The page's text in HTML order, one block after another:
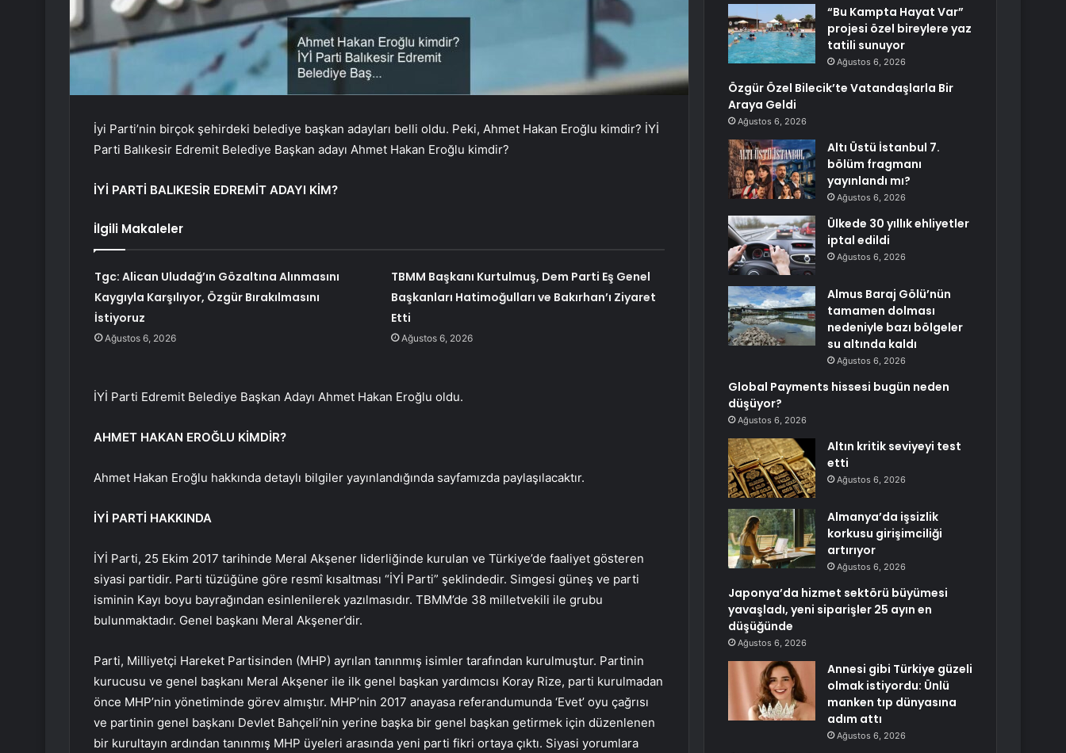
İyi Parti’nin birçok şehirdeki belediye başkan adayları belli oldu. Peki, Ahmet Hakan Eroğlu kimdir? İYİ
Parti Balıkesir Edremit Belediye Başkan adayı Ahmet Hakan Eroğlu kimdir?
İYİ PARTİ BALIKESİR EDREMİT ADAYI KİM?
İlgili Makaleler
Tgc: Alican Uludağ’ın Gözaltına Alınmasını
Kaygıyla Karşılıyor, Özgür Bırakılmasını
İstiyoruz
Ağustos 6, 2026
TBMM Başkanı Kurtulmuş, Dem Parti Eş Genel
Başkanları Hatimoğulları ve Bakırhan’ı Ziyaret
Etti
Ağustos 6, 2026
İYİ Parti Edremit Belediye Başkan Adayı Ahmet Hakan Eroğlu oldu.
AHMET HAKAN EROĞLU KİMDİR?
Ahmet Hakan Eroğlu hakkında detaylı bilgiler yayınlandığında sayfamızda paylaşılacaktır.
İYİ PARTİ HAKKINDA
İYİ Parti, 25 Ekim 2017 tarihinde Meral Akşener liderliğinde kurulan ve Türkiye’de faaliyet gösteren
siyasi partidir. Parti tüzüğüne göre resmî kısaltması “İYİ Parti” şeklindedir. Simgesi güneş ve parti
isminin Kayı boyu bayrağından esinlenilerek yazılmasıdır. TBMM’de 38 milletvekili ile grubu
bulunmaktadır. Genel başkanı Meral Akşener’dir.
Parti, Milliyetçi Hareket Partisinden (MHP) ayrılan tanınmış isimler tarafından kurulmuştur. Partinin
kurucusu ve genel başkanı Meral Akşener ile ilk genel başkan yardımcısı Koray Rize, parti kurulmadan
önce MHP’nin yönetiminde görev almıştır. MHP’nin 2017 anayasa referandumunda ‘Evet’ oyu çağrısı
ve partinin genel başkanı Devlet Bahçeli’nin yerine başka bir genel başkan getirmek için düzenlenen
bir kurultayın ardından tanınmış MHP üyeleri arasında yeni parti fikri ortaya çıktı. Siyasi yorumlara
“Bu Kampta Hayat Var”
projesi özel bireylere yaz
tatili sunuyor
Ağustos 6, 2026
Özgür Özel Bilecik’te Vatandaşlarla Bir
Araya Geldi
Ağustos 6, 2026
Altı Üstü İstanbul 7.
bölüm fragmanı
yayınlandı mı?
Ağustos 6, 2026
Ülkede 30 yıllık ehliyetler
iptal edildi
Ağustos 6, 2026
Almus Baraj Gölü’nün
tamamen dolması
nedeniyle bazı bölgeler
su altında kaldı
Ağustos 6, 2026
Global Payments hissesi bugün neden
düşüyor?
Ağustos 6, 2026
Altın kritik seviyeyi test
etti
Ağustos 6, 2026
Almanya’da işsizlik
korkusu girişimciliği
artırıyor
Ağustos 6, 2026
Japonya’da hizmet sektörü büyümesi
yavaşladı, yeni siparişler 25 ayın en
düşüğünde
Ağustos 6, 2026
Annesi gibi Türkiye güzeli
olmak istiyordu: Ünlü
manken tıp dünyasına
adım attı
Ağustos 6, 2026